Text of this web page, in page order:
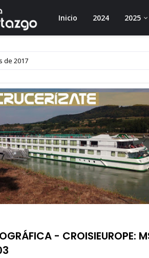
Inicio 2024 2025
de 2017
- CROISIEUROPE: